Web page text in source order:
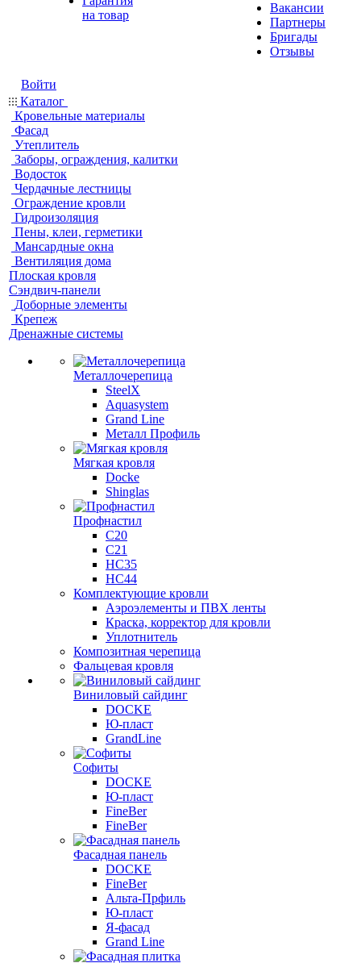
на товар
Вакансии
Партнеры
Бригады
Отзывы
Войти
Каталог
Кровельные материалы
Фасад
Утеплитель
Заборы, ограждения, калитки
Водосток
Чердачные лестницы
Ограждение кровли
Гидроизоляция
Пены, клеи, герметики
Мансардные окна
Вентиляция дома
Плоская кровля
Сэндвич-панели
Доборные элементы
Крепеж
Дренажные системы
Металлочерепица
SteelX
Aquasystem
Grand Line
Металл Профиль
Мягкая кровля
Docke
Shinglas
Профнастил
C20
C21
НС35
НС44
Комплектующие кровли
Аэроэлементы и ПВХ ленты
Краска, корректор для кровли
Уплотнитель
Композитная черепица
Фальцевая кровля
Виниловый сайдинг
DOCKE
Ю-пласт
GrandLine
Софиты
DOCKE
Ю-пласт
FineBer
FineBer
Фасадная панель
DOCKE
FineBer
Альта-Прфиль
Ю-пласт
Я-фасад
Grand Line